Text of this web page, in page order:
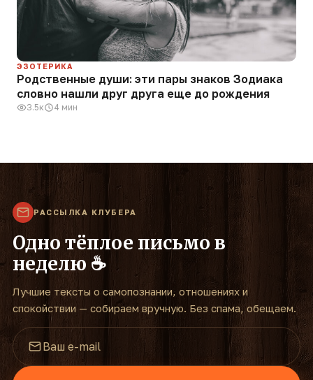
ЭЗОТЕРИКА
Родственные души: эти пары знаков Зодиака
словно нашли друг друга еще до рождения
3.5к 4 мин
РАССЫЛКА КЛУБЕРА
Одно тёплое письмо в
неделю ☕
Лучшие тексты о самопознании, отношениях и
спокойствии — собираем вручную. Без спама, обещаем.